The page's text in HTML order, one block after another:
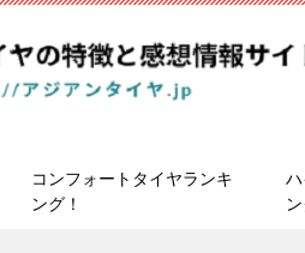
コンフォートタイヤランキ
ング！